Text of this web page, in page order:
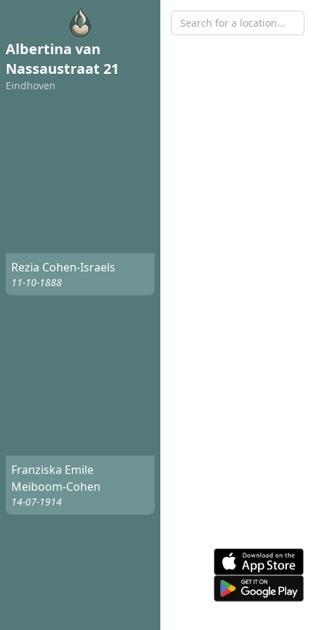
Albertina van
Nassaustraat 21
Eindhoven
Rezia Cohen-Israels
11-10-1888
Franziska Emile
Meiboom-Cohen
14-07-1914